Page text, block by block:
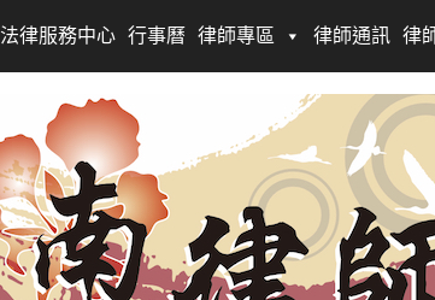
法律服務中心 行事曆 律師專區 律師通訊 律